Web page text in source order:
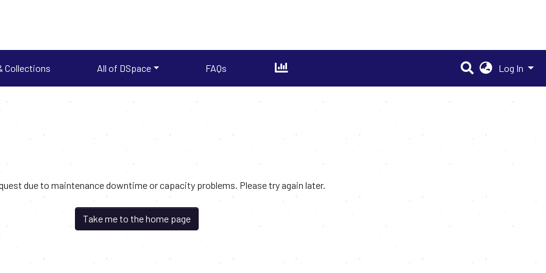
Collections All of DSpace FAQs Log In
due to maintenance downtime or capacity problems. Please try again later.
Take me to the home page